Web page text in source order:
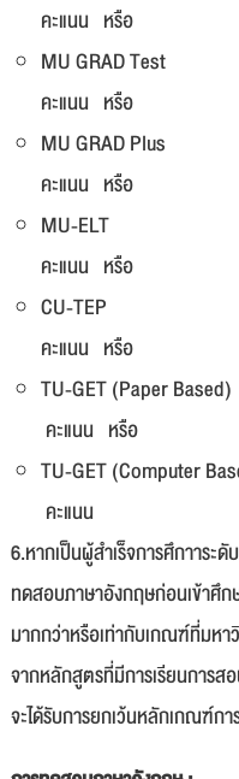
คะแนน หรือ
MU GRAD Test
คะแนน หรือ
MU GRAD Plus
คะแนน หรือ
MU-ELT คะแ
คะแนน หรือ
CU-TEP คะแ
คะแนน หรือ
TU-GET (Paper
คะแนน หรือ
TU-GET (Computer
คะแนน
6.หากเป็นผู้สำเร็จการศึกาาร
ทดสอบภาษาอังกฤษก่อนเข้าศึ
มากกว่าหรือเท่ากับเกณฑ์ที่มห
จากหลักสูตรที่มีการเรียนการ
จะได้รับการยกเว้นหลักเกณฑ์ก